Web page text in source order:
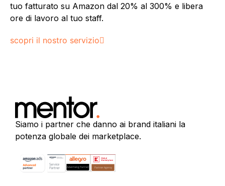
tuo fatturato su Amazon dal 20% al 300% e libera
ore di lavoro al tuo staff.
scopri il nostro servizio
Siamo i partner che danno ai brand italiani la
potenza globale dei marketplace.